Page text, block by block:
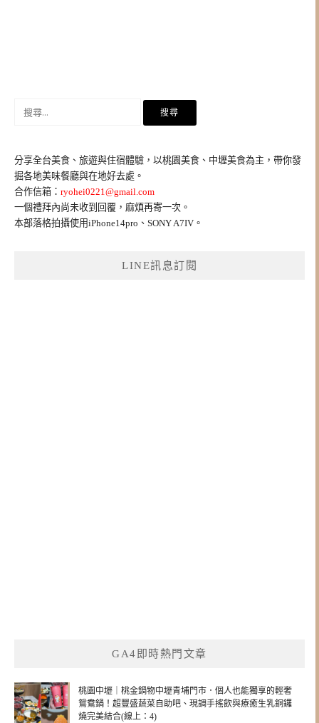
字:
分享全台美食、旅遊與住宿體驗，以桃園美食、中壢美食為主，帶你發
掘各地美味餐廳與在地好去處。
合作信箱： ryohei0221@gmail.com
一個禮拜內尚未收到回覆，麻煩再寄一次。
本部落格拍攝使用iPhone14pro、SONY A7IV。
LINE訊息訂閱
GA4即時熱門文章
桃園中壢｜桃金鍋物中壢青埔門市．個人也能獨享的輕奢
鴛鴦鍋！超豐盛蔬菜自助吧、現調手搖飲與療癒生乳銅鑼
燒完美結合(線上：4)